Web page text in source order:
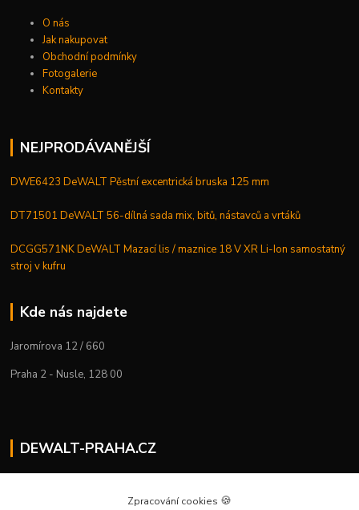
O nás
Jak nakupovat
Obchodní podmínky
Fotogalerie
Kontakty
NEJPRODÁVANĚJŠÍ
DWE6423 DeWALT Pěstní excentrická bruska 125 mm
DT71501 DeWALT 56-dílná sada mix, bitů, nástavců a vrtáků
DCGG571NK DeWALT Mazací lis / maznice 18 V XR Li-Ion samostatný
stroj v kufru
Kde nás najdete
Jaromírova 12 / 660
Praha 2 - Nusle, 128 00
DEWALT-PRAHA.CZ
+420 224 936 535
Zpracování cookies 🍪